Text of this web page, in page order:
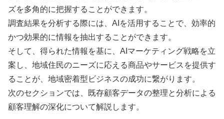
ズを多角的に把握することができます。
調査結果を分析する際には、AIを活用することで、効率的
かつ効果的に情報を抽出することができます。
そして、得られた情報を基に、AIマーケティング戦略を立
案し、地域住民のニーズに応える商品やサービスを提供す
ることが、地域密着型ビジネスの成功に繋がります。
次のセクションでは、既存顧客データの整理と分析による
顧客理解の深化について解説します。